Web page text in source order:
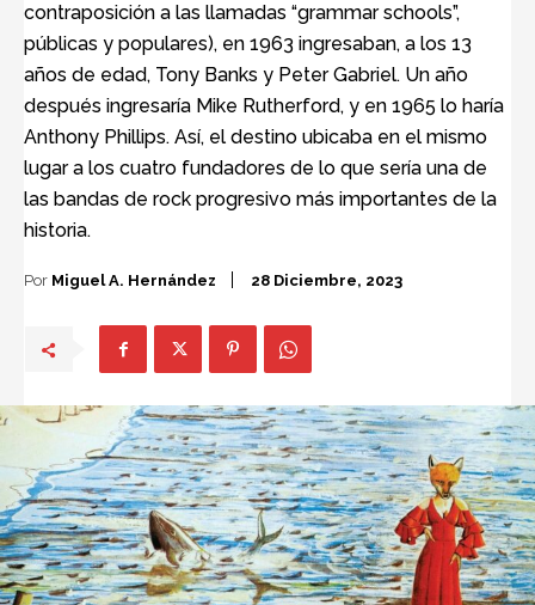
contraposición a las llamadas “grammar schools”,
públicas y populares), en 1963 ingresaban, a los 13
años de edad, Tony Banks y Peter Gabriel. Un año
después ingresaría Mike Rutherford, y en 1965 lo haría
Anthony Phillips. Así, el destino ubicaba en el mismo
lugar a los cuatro fundadores de lo que sería una de
las bandas de rock progresivo más importantes de la
historia.
Por Miguel A. Hernández 28 Diciembre, 2023